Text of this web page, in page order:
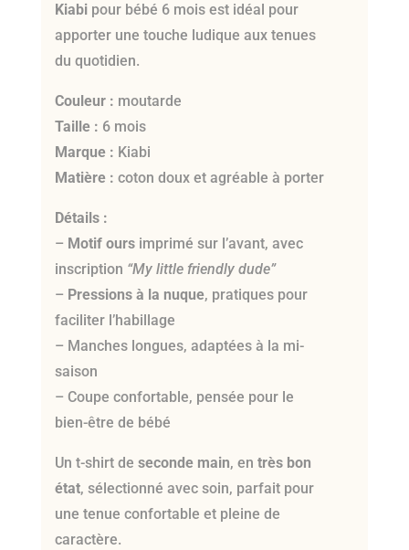
Kiabipour bébé 6 mois est idéal pour
apporter une touche ludique aux tenues
du quotidien.
Couleur : moutarde
Taille : 6 mois
Marque : Kiabi
Matière : coton doux et agréable à porter
Détails :
– Motif oursimprimé sur l’avant, avec
inscription “My little friendly dude”
– Pressions à la nuque, pratiques pour
faciliter l’habillage
– Manches longues, adaptées à la mi-
saison
– Coupe confortable, pensée pour le
bien-être de bébé
Un t-shirt de seconde main, en très bon
état, sélectionné avec soin, parfait pour
une tenue confortable et pleine de
caractère.